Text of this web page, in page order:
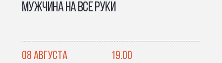
МУЖЧИНА НА ВСЕ РУКИ
08 АВГУСТА 19.00